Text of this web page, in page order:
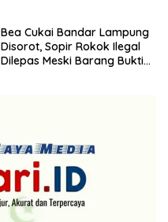
Bea Cukai Bandar Lampung
Disorot, Sopir Rokok Ilegal
Dilepas Meski Barang Bukti